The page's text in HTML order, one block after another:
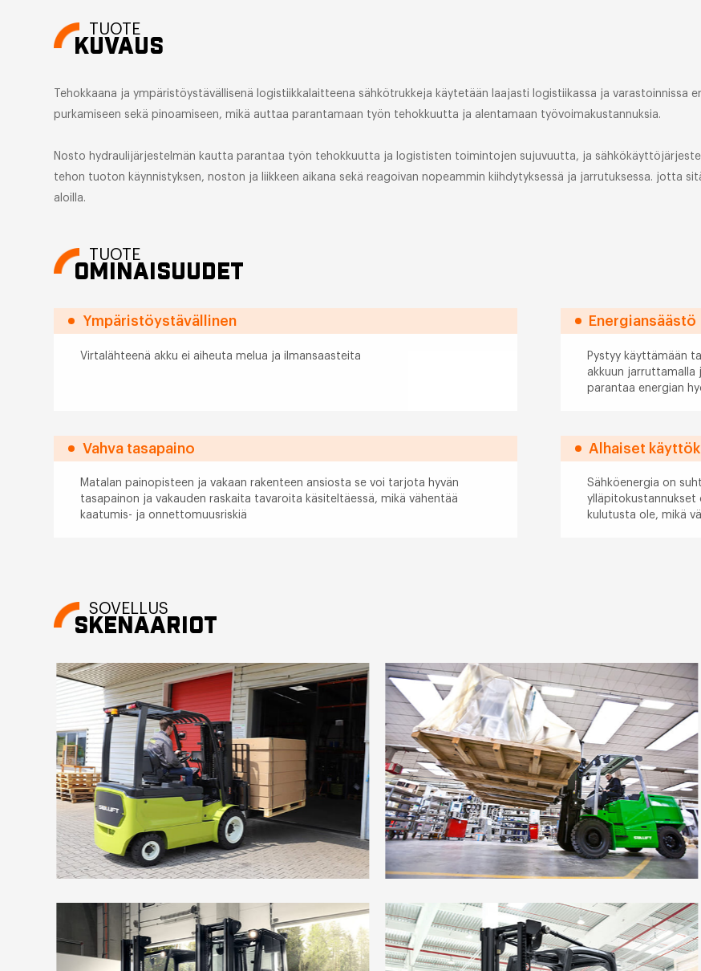
TUOTE
KUVAUS
Tehokkaana ja ympäristöystävällisenä logistiikkalaitteena sähkötrukkeja käytetään laajasti logistiikassa ja varastoinnissa
purkamiseen sekä pinoamiseen, mikä auttaa parantamaan työn tehokkuutta ja alentamaan työvoimakustannuksia.
Nosto hydraulijärjestelmän kautta parantaa työn tehokkuutta ja logististen toimintojen sujuvuutta, ja
tehon tuoton käynnistyksen, noston ja liikkeen aikana sekä reagoivan nopeammin kiihdytyksessä ja jarrutuksessa. jotta
aloilla.
TUOTE
OMINAISUUDET
Ympäristöystävällinen
Virtalähteenä akku ei aiheuta melua ja ilmansaasteita
Energiansäästö
Pystyy käyttämään
akkuun jarruttamalla
parantaa energian
Vahva tasapaino
Matalan painopisteen ja vakaan rakenteen ansiosta se voi tarjota hyvän
tasapainon ja vakauden raskaita tavaroita käsiteltäessä, mikä vähentää
kaatumis- ja onnettomuusriskiä
Alhaiset
Sähköenergia on
ylläpitokustannukset
kulutusta ole, mikä
SOVELLUS
SKENAARIOT